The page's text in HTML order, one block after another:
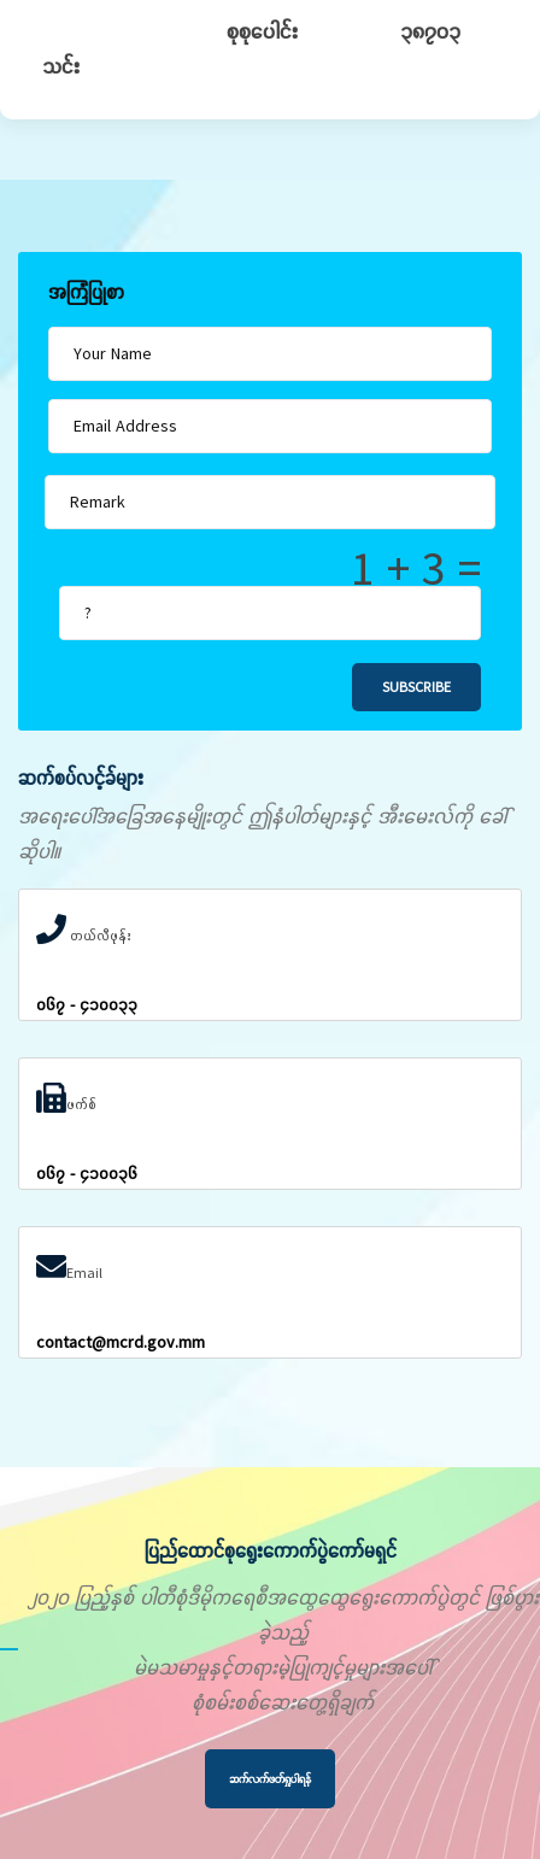
စုစုပေါင်း ၃၈၇၀၃
သင်း
အကြံပြုစာ
1 + 3 =
SUBSCRIBE
ဆက်စပ်လင့်ခ်များ
အရေးပေါ်အခြေအနေမျိုးတွင် ဤနံပါတ်များနှင့် အီးမေးလ်ကို ခေါ်
ဆိုပါ။
တယ်လီဖုန်း
၀၆၇ - ၄၁၀၀၃၃
ဖက်စ်
၀၆၇ - ၄၁၀၀၃၆
Email
contact@mcrd.gov.mm
ပြည်ထောင်စုရွေးကောက်ပွဲကော်မရှင်
၂၀၂၀ ပြည့်နှစ် ပါတီစုံဒီမိုကရေစီအထွေထွေရွေးကောက်ပွဲတွင် ဖြစ်ပွား
ခဲ့သည့်
မဲမသမာမှုနှင့်တရားမဲ့ပြုကျင့်မှုများအပေါ်
စုံစမ်းစစ်ဆေးတွေ့ရှိချက်
ဆက်လက်ဖတ်ရှုပါရန်